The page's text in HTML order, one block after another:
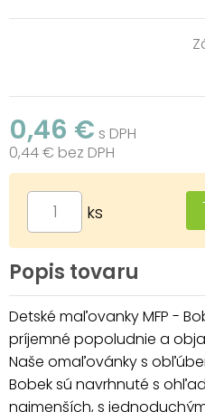
0,46 € s DPH
0,44 € bez DPH
ks
Popis tovaru
Detské maľovanky MFP -
príjemné popoludnie a
Naše omaľovánky s
Bobek sú navrhnuté s
najmenších, s